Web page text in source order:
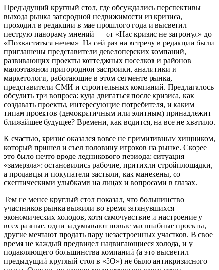
Предыдущий круглый стол, где обсуждались перспективы
выхода рынка загородной недвижимости из кризиса,
проходил в редакции в мае прошлого года и высветил
пеструю панораму мнений — от «Нас кризис не затронул» до
«Похвастаться нечем». На сей раз на встречу в редакции были
приглашены представители девелоперских компаний,
развивающих проекты коттеджных поселков и районов
малоэтажной пригородной застройки, аналитики и
маркетологи, работающие в этом сегменте рынка,
представители СМИ и строительных компаний. Предлагалось
обсудить три вопроса: куда двигаться после кризиса, как
создавать проекты, интересующие потребителя, и каким
типам проектов (демократичным или элитным) принадлежит
ближайшее будущее? Времени, как водится, на все не хватило.
К счастью, кризис оказался вовсе не примитивным хищником,
который пришел и съел половину игроков на рынке. Скорее
это было нечто вроде ледникового периода: ситуация
«замерзла»: остановились рабочие, притихли стройплощадки,
а продавцы и покупатели застыли, как манекены, со
скептическими улыбками на лицах и вопросами в глазах.
Тем не менее круглый стол показал, что большинство
участников рынка выжили во время затянувшихся
экономических холодов, хотя самочувствие и настроение у
всех разные: одни задумывают новые масштабные проекты,
другие мечтают продать пару незастроенных участков. В свое
время не каждый предвидел надвигающиеся холода, и у
подавляющего большинства компаний (а это высветил
предыдущий круглый стол в «ЗО») не было антикризисного